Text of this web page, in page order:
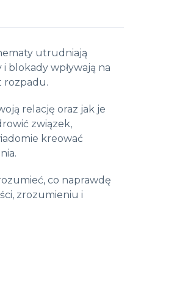
utrudniają
blokady wpływają na
rozpadu.
relację oraz jak je
związek,
kreować
co naprawdę
zrozumieniu i